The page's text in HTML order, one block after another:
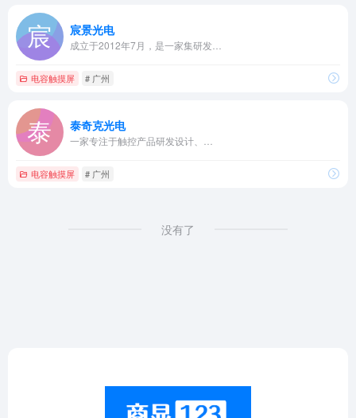
宸景光电
成立于2012年7月，是一家集研发…
电容触摸屏 # 广州
泰奇克光电
一家专注于触控产品研发设计、…
电容触摸屏 # 广州
没有了